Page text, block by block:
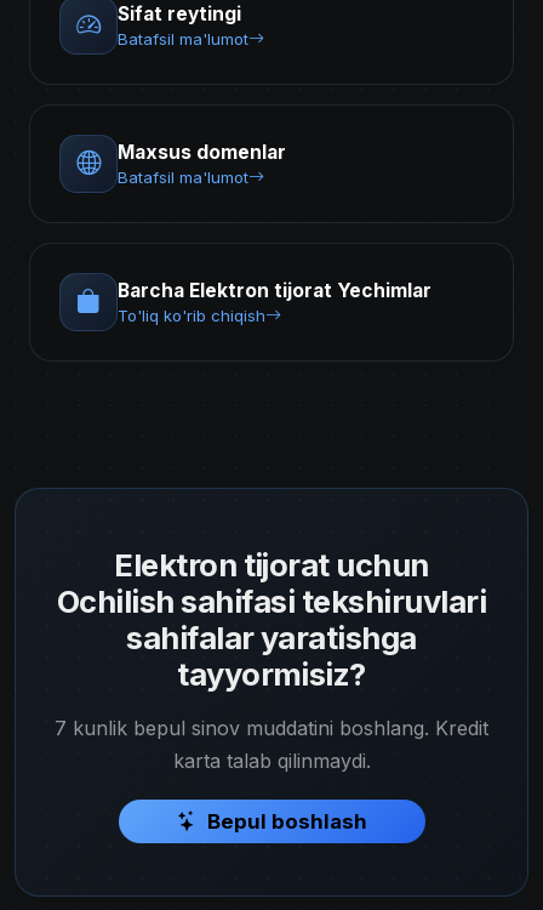
Sifat reytingi
Batafsil ma'lumot
Maxsus domenlar
Batafsil ma'lumot
Barcha Elektron tijorat Yechimlar
To'liq ko'rib chiqish
Elektron tijorat uchun
Ochilish sahifasi tekshiruvlari
sahifalar yaratishga
tayyormisiz?
7 kunlik bepul sinov muddatini boshlang. Kredit
karta talab qilinmaydi.
Bepul boshlash